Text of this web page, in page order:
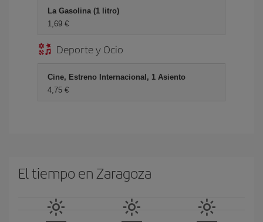
La Gasolina (1 litro)
1,69 €
Deporte y Ocio
Cine, Estreno Internacional, 1 Asiento
4,75 €
El tiempo en Zaragoza